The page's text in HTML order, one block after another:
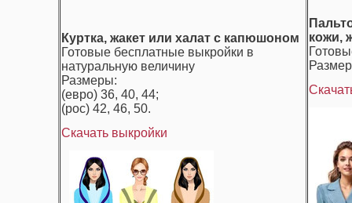
Куртка, жакет или халат с капюшоном
Готовые бесплатные выкройки в
натуральную величину
Размеры:
(евро) 36, 40, 44;
(рос) 42, 46, 50.
Скачать выкройки
кожи,